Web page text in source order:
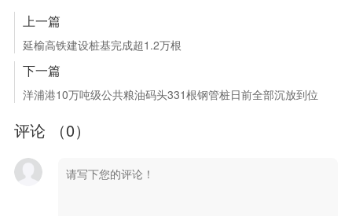
上一篇
延榆高铁建设桩基完成超1.2万根
下一篇
洋浦港10万吨级公共粮油码头331根钢管桩日前全部沉放到位
评论 （0）